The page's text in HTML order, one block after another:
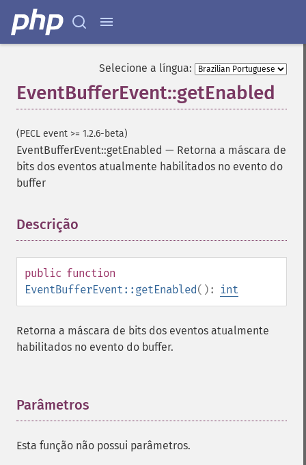
Selecione a língua:
EventBufferEvent::getEnabled
(PECL event >= 1.2.6-beta)
EventBufferEvent::getEnabled — Retorna a máscara de
bits dos eventos atualmente habilitados no evento do
buffer
Descrição
public function
EventBufferEvent::getEnabled(): int
Retorna a máscara de bits dos eventos atualmente
habilitados no evento do buffer.
Parâmetros
Esta função não possui parâmetros.